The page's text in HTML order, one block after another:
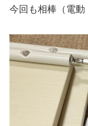
今回も相棒（電動